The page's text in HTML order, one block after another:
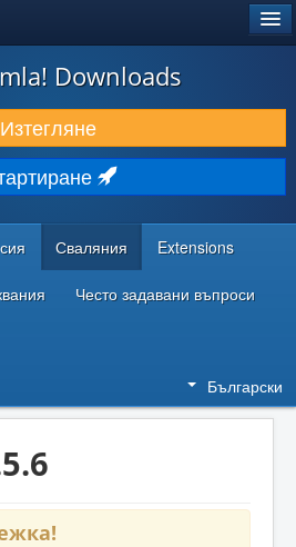
Downloads
Изтегляне
Сваляния Extensions
Често задавани въпроси
Български